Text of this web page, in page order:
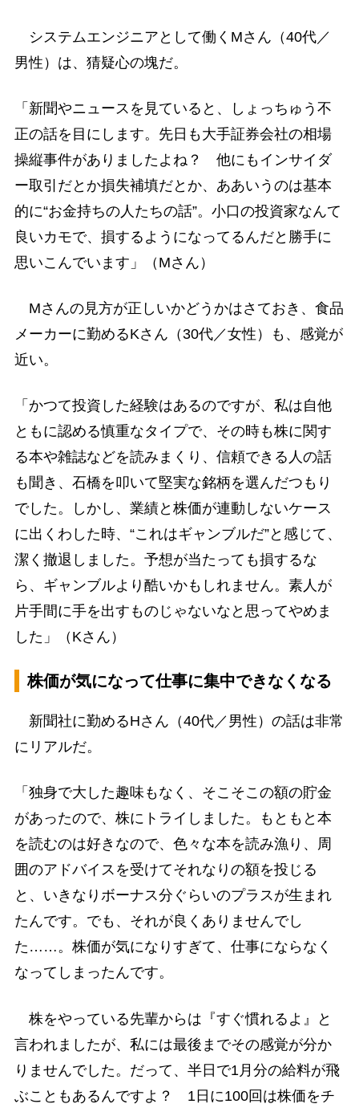
システムエンジニアとして働くMさん（40代／
男性）は、猜疑心の塊だ。
「新聞やニュースを見ていると、しょっちゅう不
正の話を目にします。先日も大手証券会社の相場
操縦事件がありましたよね？ 他にもインサイダ
ー取引だとか損失補填だとか、ああいうのは基本
的に“お金持ちの人たちの話”。小口の投資家なんて
良いカモで、損するようになってるんだと勝手に
思いこんでいます」（Mさん）
Mさんの見方が正しいかどうかはさておき、食品
メーカーに勤めるKさん（30代／女性）も、感覚が
近い。
「かつて投資した経験はあるのですが、私は自他
ともに認める慎重なタイプで、その時も株に関す
る本や雑誌などを読みまくり、信頼できる人の話
も聞き、石橋を叩いて堅実な銘柄を選んだつもり
でした。しかし、業績と株価が連動しないケース
に出くわした時、“これはギャンブルだ”と感じて、
潔く撤退しました。予想が当たっても損するな
ら、ギャンブルより酷いかもしれません。素人が
片手間に手を出すものじゃないなと思ってやめま
した」（Kさん）
株価が気になって仕事に集中できなくなる
新聞社に勤めるHさん（40代／男性）の話は非常
にリアルだ。
「独身で大した趣味もなく、そこそこの額の貯金
があったので、株にトライしました。もともと本
を読むのは好きなので、色々な本を読み漁り、周
囲のアドバイスを受けてそれなりの額を投じる
と、いきなりボーナス分ぐらいのプラスが生まれ
たんです。でも、それが良くありませんでし
た……。株価が気になりすぎて、仕事にならなく
なってしまったんです。
株をやっている先輩からは『すぐ慣れるよ』と
言われましたが、私には最後までその感覚が分か
りませんでした。だって、半日で1月分の給料が飛
ぶこともあるんですよ？ 1日に100回は株価をチ